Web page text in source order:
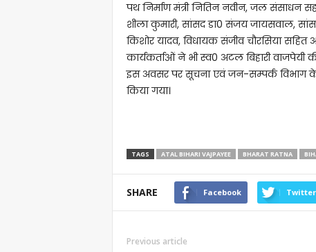
पथ निर्माण मंत्री नितिन नवीन, जल संसाधन
शीला कुमारी, सांसद डा0 संजय जायसवाल,
किशोर यादव, विधायक संजीव चौरसिया
कार्यकर्ताओं ने भी स्व0 अटल बिहारी वाजपेयी
इस अवसर पर सूचना एवं जन-सम्पर्क विभाग के
किया गया।
TAGS ATAL BIHARI VAJPAYEE BHARAT RATNA
SHARE Facebook Twitter
Previous article